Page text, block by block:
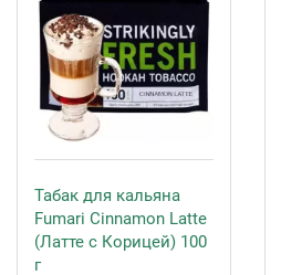
Табак для кальяна
Fumari Cinnamon Latte
(Латте с Корицей) 100
г